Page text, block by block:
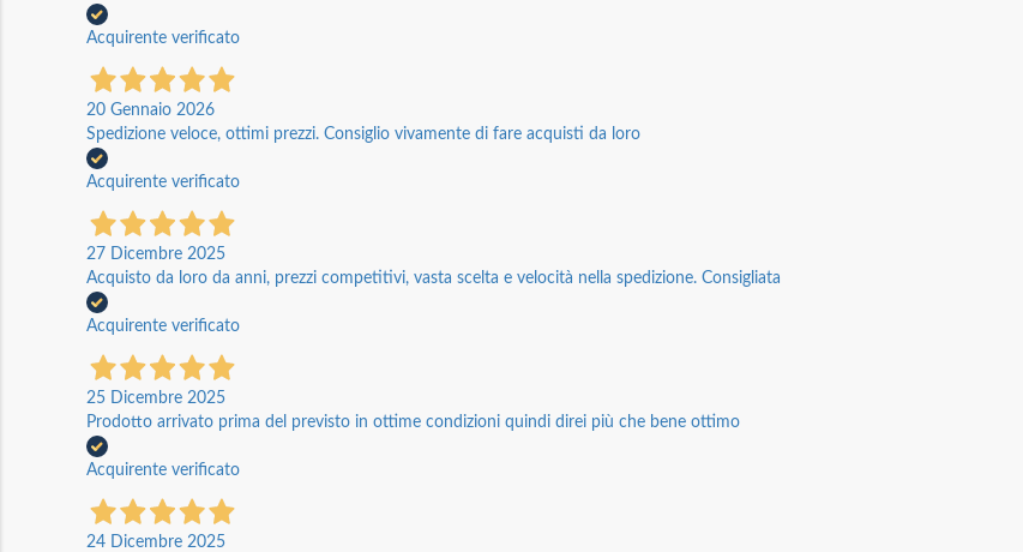
Acquirente verificato
20 Gennaio 2026
Spedizione veloce, ottimi prezzi. Consiglio vivamente di fare acquisti da loro
Acquirente verificato
27 Dicembre 2025
Acquisto da loro da anni, prezzi competitivi, vasta scelta e velocità nella spedizione. Consigliata
Acquirente verificato
25 Dicembre 2025
Prodotto arrivato prima del previsto in ottime condizioni quindi direi più che bene ottimo
Acquirente verificato
24 Dicembre 2025